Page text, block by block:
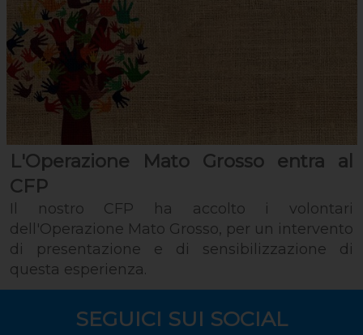
L'Operazione Mato Grosso entra al
CFP
Il nostro CFP ha accolto i volontari
dell'Operazione Mato Grosso, per un intervento
di presentazione e di sensibilizzazione di
questa esperienza.
SEGUICI SUI SOCIAL